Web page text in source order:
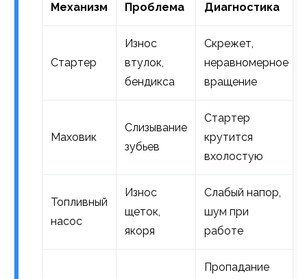
Механизм Проблема Диагностика
Стартер
Износ
втулок,
бендикса
Скрежет,
неравномерное
вращение
Маховик
Слизывание
зубьев
Стартер
крутится
вхолостую
Топливный
насос
Износ
щеток,
якоря
Слабый напор,
шум при
работе
Пропадание